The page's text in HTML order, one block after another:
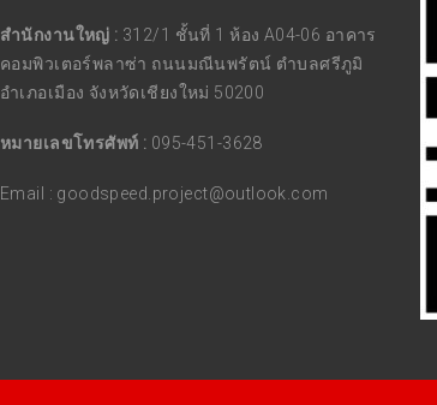
สำนักงานใหญ่ : 312/1 ชั้นที่ 1 ห้อง A04-06 อาคาร
คอมพิวเตอร์พลาซ่า ถนนมณีนพรัตน์ ตำบลศรีภูมิ
อำเภอเมือง จังหวัดเชียงใหม่ 50200
หมายเลขโทรศัพท์ : 095-451-3628
Email : goodspeed.project@outlook.com